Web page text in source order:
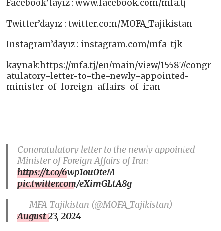
Facebook’tayız : www.facebook.com/mfa.tj​
Twitter’dayız : twitter.com/MOFA_Tajikistan​
Instagram’dayız : instagram.com/mfa_tjk
kaynak:https://mfa.tj/en/main/view/15587/congr
atulatory-letter-to-the-newly-appointed-
minister-of-foreign-affairs-of-iran
Congratulatory letter to the newly appointed
Minister of Foreign Affairs of Iran
https://t.co/6wp1ou0teM
pic.twitter.com/eXimGLtA8g
— MFA Tajikistan (@MOFA_Tajikistan)
August 23, 2024